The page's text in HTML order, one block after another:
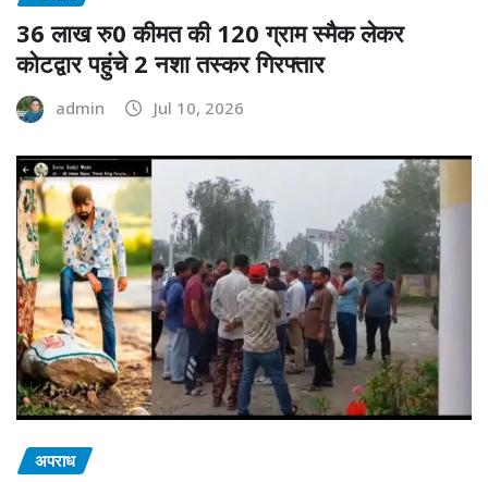
36 लाख रु0 कीमत की 120 ग्राम स्मैक लेकर
कोटद्वार पहुंचे 2 नशा तस्कर गिरफ्तार
admin Jul 10, 2026
अपराध